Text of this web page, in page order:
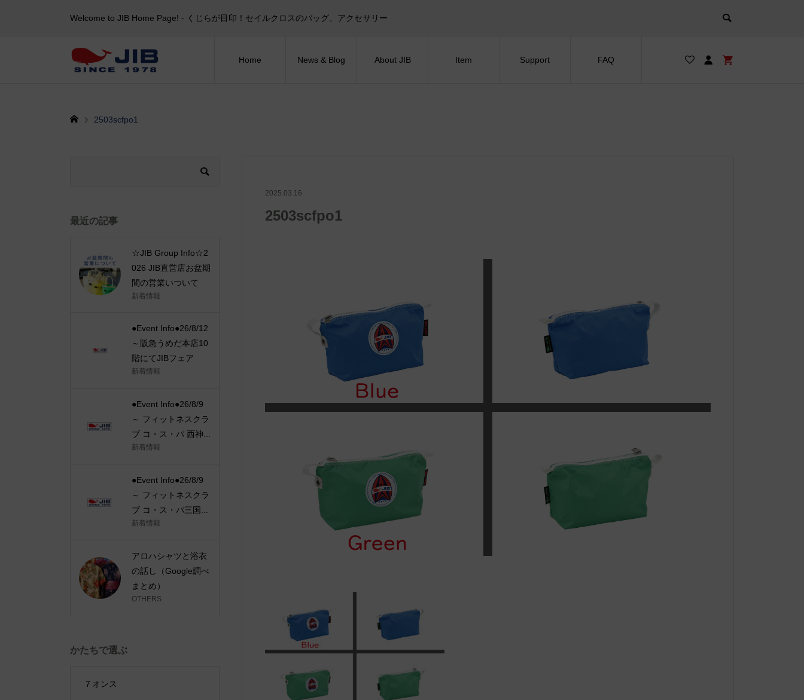
Welcome to JIB Home Page! ‐ くじらが目印！セイルクロスのバッグ、アクセサリー
Home News & Blog About JIB Item Support FAQ
2503scfpo1
2025.03.16
2503scfpo1
最近の記事
☆JIB Group Info☆2
026 JIB直営店お盆期
間の営業いついて
新着情報
●Event Info●26/8/12
～阪急うめだ本店10
階にてJIBフェア
新着情報
●Event Info●26/8/9
～ フィットネスクラ
ブ コ・ス・パ 西神...
新着情報
●Event Info●26/8/9
～ フィットネスクラ
ブ コ・ス・パ三国...
新着情報
アロハシャツと浴衣
の話し（Google調べ
まとめ）
OTHERS
かたちで選ぶ
７オンス